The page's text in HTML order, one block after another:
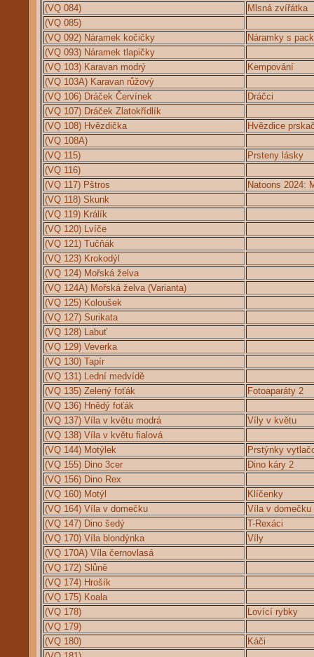
(VQ 084)
Mlsná zvířátka
(VQ 085)
(VQ 092) Náramek kočičky
Náramky s
(VQ 093) Náramek tlapičky
(VQ 103) Karavan modrý
Kempování
(VQ 103A) Karavan růžový
(VQ 106) Dráček Červínek
Dráčci
(VQ 107) Dráček Zlatokřídlík
(VQ 108) Hvězdička
Hvězdice
(VQ 108A)
(VQ 115)
Prsteny lásky
(VQ 116)
(VQ 117) Pštros
Natoons 2024:
(VQ 118) Skunk
(VQ 119) Králík
(VQ 120) Lvíče
(VQ 121) Tučňák
(VQ 123) Krokodýl
(VQ 124) Mořská želva
(VQ 124A) Mořská želva (Varianta)
(VQ 125) Koloušek
(VQ 127) Surikata
(VQ 128) Labuť
(VQ 129) Veverka
(VQ 130) Tapír
(VQ 131) Lední medvídě
(VQ 135) Zelený foťák
Fotoaparáty 2
(VQ 136) Hnědý foťák
(VQ 137) Víla v květu modrá
Víly v květu
(VQ 138) Víla v květu fialová
(VQ 144) Motýlek
Prstýnky
(VQ 155) Dino 3cer
Dino káry 2
(VQ 156) Dino Rex
(VQ 160) Motýl
Klíčenky
(VQ 164) Víla v domečku
Víla v domečku
(VQ 147) Dino šedý
T-Rexáci
(VQ 170) Víla blondýnka
Víly
(VQ 170A) Víla černovlasá
(VQ 172) Slůně
(VQ 174) Hrošík
(VQ 175) Koala
(VQ 178)
Lovící rybky
(VQ 179)
(VQ 180)
Káči